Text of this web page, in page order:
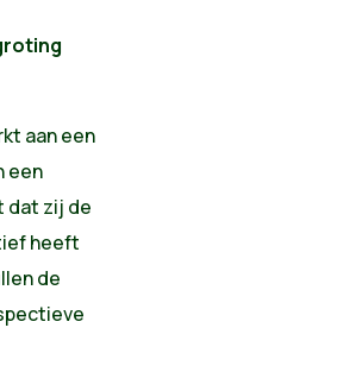
aan een
een
dat zij de
heeft
de